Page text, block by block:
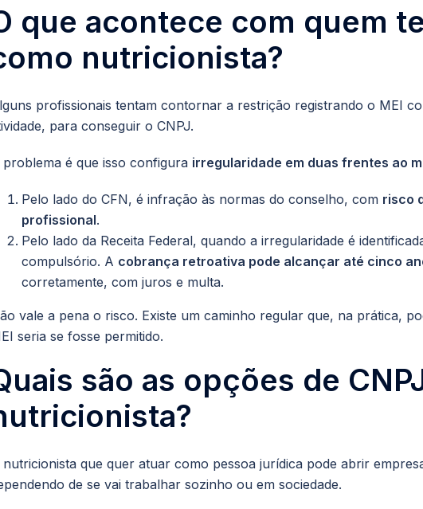
que acontece com quem
nutricionista?
profissionais tentam contornar a restrição registrando o MEI
para conseguir o CNPJ.
problema é que isso configura irregularidade em duas frentes ao
Pelo lado do CFN, é infração às normas do conselho, com risco
profissional.
Pelo lado da Receita Federal, quando a irregularidade é
compulsório. A cobrança retroativa pode alcançar até cinco
corretamente, com juros e multa.
vale a pena o risco. Existe um caminho regular que, na prática,
seria se fosse permitido.
são as opções de
nutricionista que quer atuar como pessoa jurídica pode abrir
de se vai trabalhar sozinho ou em sociedade.